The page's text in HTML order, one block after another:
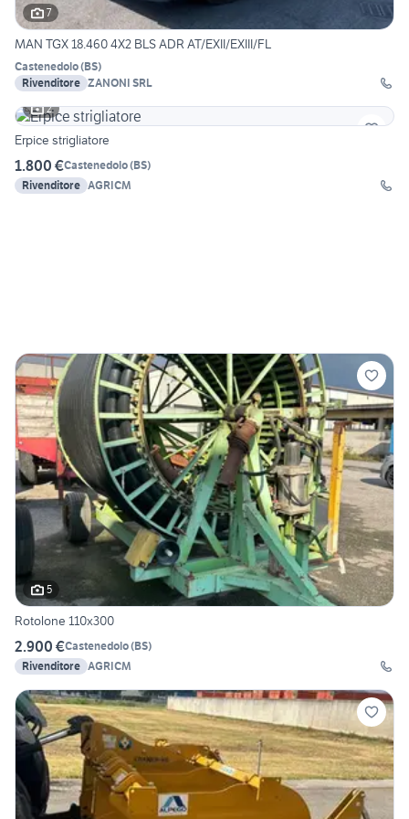
7
MAN TGX 18.460 4X2 BLS ADR AT/EXII/EXIII/FL
Castenedolo(BS)
Rivenditore ZANONI SRL
2
Erpice strigliatore
1.800 €Castenedolo(BS)
Rivenditore AGRICM
5
Rotolone 110x300
2.900 €Castenedolo(BS)
Rivenditore AGRICM